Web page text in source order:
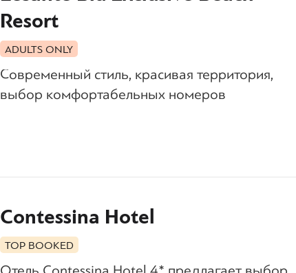
Resort
ADULTS ONLY
Современный стиль, красивая территория,
выбор комфортабельных номеров
Contessina Hotel
TOP BOOKED